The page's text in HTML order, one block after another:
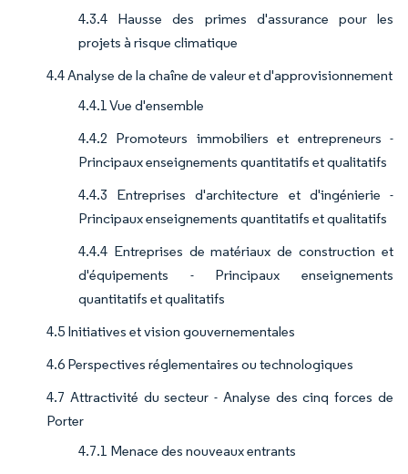
4.3.4 Hausse des primes d'assurance pour les
projets à risque climatique
4.4 Analyse de la chaîne de valeur et d'approvisionnement
4.4.1 Vue d'ensemble
4.4.2 Promoteurs immobiliers et entrepreneurs -
Principaux enseignements quantitatifs et qualitatifs
4.4.3 Entreprises d'architecture et d'ingénierie -
Principaux enseignements quantitatifs et qualitatifs
4.4.4 Entreprises de matériaux de construction et
d'équipements - Principaux enseignements
quantitatifs et qualitatifs
4.5 Initiatives et vision gouvernementales
4.6 Perspectives réglementaires ou technologiques
4.7 Attractivité du secteur - Analyse des cinq forces de
Porter
4.7.1 Menace des nouveaux entrants